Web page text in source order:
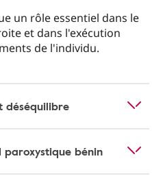
un rôle essentiel dans le
et dans l'exécution
de l'individu.
déséquilibre
paroxystique bénin